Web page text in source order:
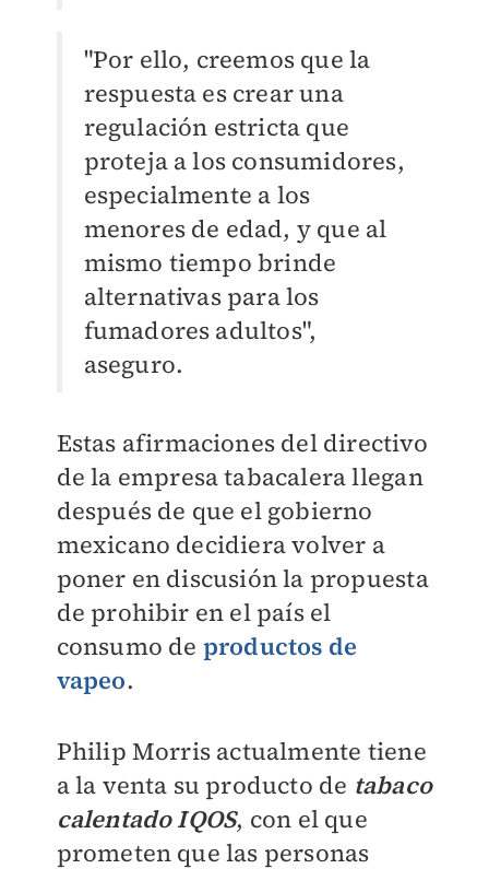
"Por ello, creemos que la
respuesta es crear una
regulación estricta que
proteja a los consumidores,
especialmente a los
menores de edad, y que al
mismo tiempo brinde
alternativas para los
fumadores adultos",
aseguro.
Estas afirmaciones del directivo
de la empresa tabacalera llegan
después de que el gobierno
mexicano decidiera volver a
poner en discusión la propuesta
de prohibir en el país el
consumo de productos de
vapeo.
Philip Morris actualmente tiene
a la venta su producto de tabaco
calentado IQOS, con el que
prometen que las personas